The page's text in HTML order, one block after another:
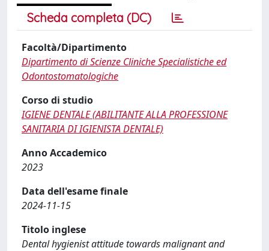
Scheda completa (DC)
Facoltà/Dipartimento
Dipartimento di Scienze Cliniche Specialistiche ed
Odontostomatologiche
Corso di studio
IGIENE DENTALE (ABILITANTE ALLA PROFESSIONE
SANITARIA DI IGIENISTA DENTALE)
Anno Accademico
2023
Data dell'esame finale
2024-11-15
Titolo inglese
Dental hygienist attitude towards malignant and